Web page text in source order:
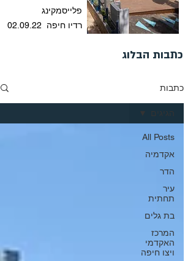
פלייסמקינג
רדיו חיפה 02.09.22
כתבות הבלוג
כתבות
All Posts
אקדמיה
הדר
עיר
תחתית
בת גלים
המרכז
האקדמי
ויצו חיפה
הגיגים